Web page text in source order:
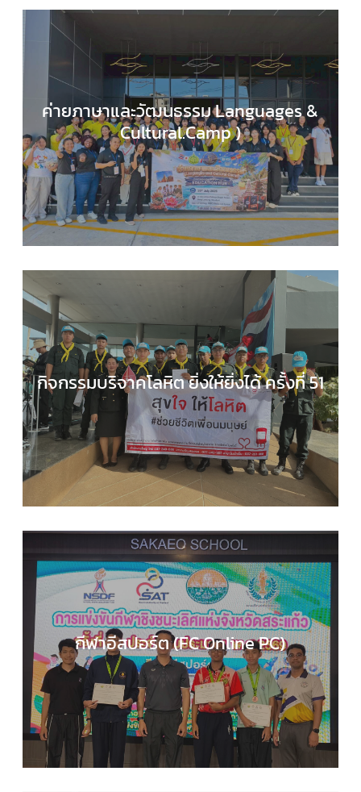
ค่ายภาษาและวัฒนธรรม Languages &
Cultural.Camp )
EDUCATION HUB, กลุ่มสาระการเรียนรู้ภาษาต่างปร
กิจกรรมของเรา , กิจกรรมนักเรียน, ข่าวประชาสัมพัน
กิจกรรมบริจาคโลหิต ยิ่งให้ยิ่งได้ ครั้งที่ 51
กลุ่มบริหารงานทั่วไป, กิจกรรมของเรา, กิจกรรมนักเ
, ข่าวประชาสัมพันธ์
กีฬาอีสปอร์ต (FC Online PC)
COMPUTER SCIENCE
กลุ่มสาระการเรียนรู้วิทยาศ
ละเทคโนโลยี, กิจกรรมของเรา, กิจกรรมนักเรียน,
ประชาสัมพันธ์